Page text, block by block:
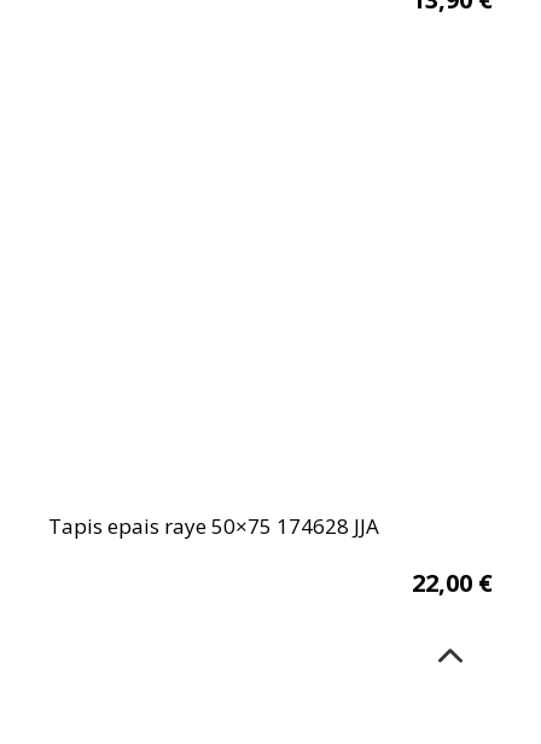
Tapis epais raye 50×75 174628 JJA
22,00 €